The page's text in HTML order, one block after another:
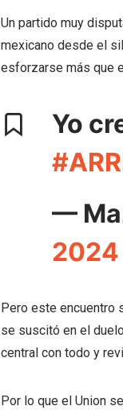
Un partido muy
mexicano desde el
esforzarse más que
Yo
—
2024
Pero este encuentro
se suscitó en el
central con todo y
Por lo que el Union